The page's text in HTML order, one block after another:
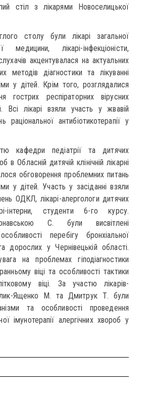
стіл з лікарями Новоселицької
столу були лікарі загальної
медицини, лікарі-інфекціоністи,
акцентувалася на актуальних
методів діагностики та лікуванні
у дітей. Крім того, розглядалися
гострих респіраторних вірусних
Всі лікарі взяли участь у жвавій
раціональної антибіотикотерапії у
кафедри педіатрії та дитячих
в Обласній дитячій клінічній лікарні
обговорення проблемних питань
у дітей. Участь у засіданні взяли
ОДКЛ, лікарі-алергологи дитячих
інтерни, студенти 6-го курсу.
С. були висвітлені
особливості перебігу бронхіальної
дорослих у Чернівецькій області.
на проблемах гіподіагностики
віці та особливості тактики
віці. За участю лікарів-
Ященко М. та Дмитрук Т. були
та особливості проведення
імунотерапії алергічних хвороб у